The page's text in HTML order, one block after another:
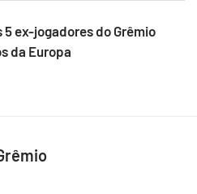
5 ex-jogadores do Grêmio
da Europa